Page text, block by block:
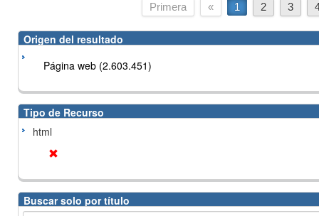
Primera « 1 2 3
Origen del resultado
Página web (2.603.451)
Tipo de Recurso
html
Buscar solo por título